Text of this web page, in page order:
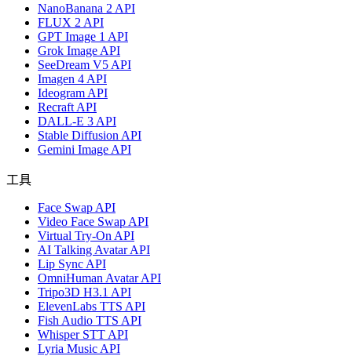
NanoBanana 2 API
FLUX 2 API
GPT Image 1 API
Grok Image API
SeeDream V5 API
Imagen 4 API
Ideogram API
Recraft API
DALL-E 3 API
Stable Diffusion API
Gemini Image API
工具
Face Swap API
Video Face Swap API
Virtual Try-On API
AI Talking Avatar API
Lip Sync API
OmniHuman Avatar API
Tripo3D H3.1 API
ElevenLabs TTS API
Fish Audio TTS API
Whisper STT API
Lyria Music API